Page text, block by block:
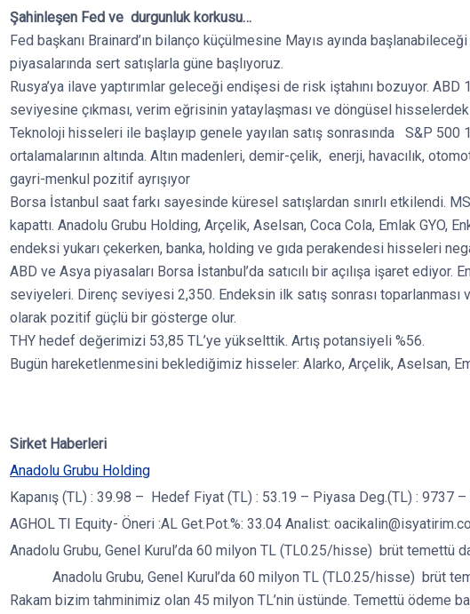
Şahinleşen Fed ve durgunluk korkusu…
Fed başkanı Brainard’ın bilanço küçülmesine Mayıs ayında
piyasalarında sert satışlarla güne başlıyoruz.
Rusya’ya ilave yaptırımlar geleceği endişesi de risk iştahını bozuyor.
seviyesine çıkması, verim eğrisinin yataylaşması ve döngüsel
Teknoloji hisseleri ile başlayıp genele yayılan satış sonrasında S&P 500
ortalamalarının altında. Altın madenleri, demir-çelik, enerji, havacılık,
gayri-menkul pozitif ayrışıyor
Borsa İstanbul saat farkı sayesinde küresel satışlardan sınırlı etkilendi.
kapattı. Anadolu Grubu Holding, Arçelik, Aselsan, Coca Cola, Emlak GYO,
endeksi yukarı çekerken, banka, holding ve gıda perakendesi hisseleri
ABD ve Asya piyasaları Borsa İstanbul’da satıcılı bir açılışa işaret
seviyeleri. Direnç seviyesi 2,350. Endeksin ilk satış sonrası
olarak pozitif güçlü bir gösterge olur.
THY hedef değerimizi 53,85 TL’ye yükselttik. Artış potansiyeli %56.
Bugün hareketlenmesini beklediğimiz hisseler: Alarko, Arçelik, Aselsan,
Sirket Haberleri
Anadolu Grubu Holding
Kapanış (TL) : 39.98 – Hedef Fiyat (TL) : 53.19 – Piyasa Deg.(TL) : 9737 –
AGHOL TI Equity- Öneri :AL Get.Pot.%: 33.04 Analist:
Anadolu Grubu, Genel Kurul’da 60 milyon TL (TL0.25/hisse) brüt temettü
Anadolu Grubu, Genel Kurul’da 60 milyon TL (TL0.25/hisse) brüt
Rakam bizim tahminimiz olan 45 milyon TL’nin üstünde. Temettü ödeme